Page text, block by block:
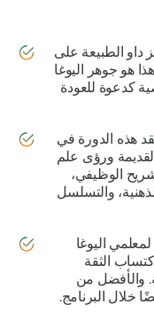
الطبيعة على
هو جوهر اليوغا
كدعوة للعودة
هذه الدورة في
ورؤى علم
الوظيفي،
والتسلسل
اليوغا
الثقة
والأفضل من
البرنامج.